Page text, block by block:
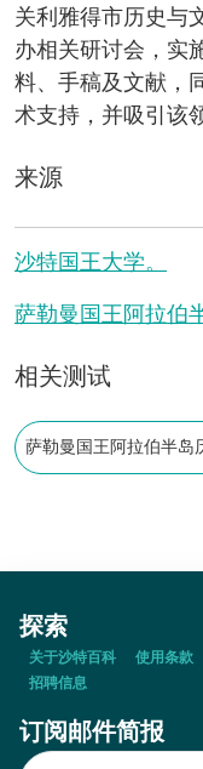
关利雅得市历史与
办相关研讨会，实
料、手稿及文献，
术支持，并吸引该
来源
沙特国王大学。
萨勒曼国王阿拉伯
相关测试
萨勒曼国王阿拉伯半岛
探索
关于沙特百科 使用条款
招聘信息
订阅邮件简报